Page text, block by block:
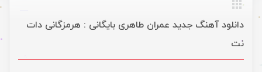
دانلود آهنگ جدید عمران طاهری بایگانی : هرمزگانی دات
نت